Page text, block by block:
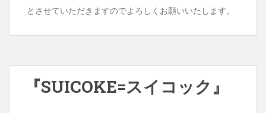
とさせていただきますのでよろしくお願いいたします。
『SUICOKE=スイコック』